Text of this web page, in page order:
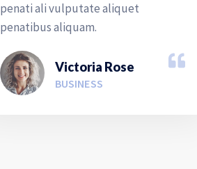
penati ali vulputate aliquet
penatibus aliquam.
Victoria Rose
BUSINESS